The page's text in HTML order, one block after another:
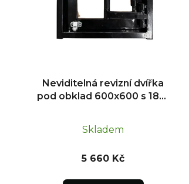
Neviditelná revizní dvířka
pod obklad 600x600 s 180°
Skladem
5 660 Kč